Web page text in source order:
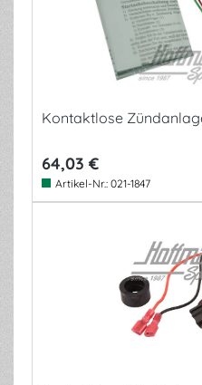
Kontaktlose
64,03 €
Artikel-Nr.: 021-1847